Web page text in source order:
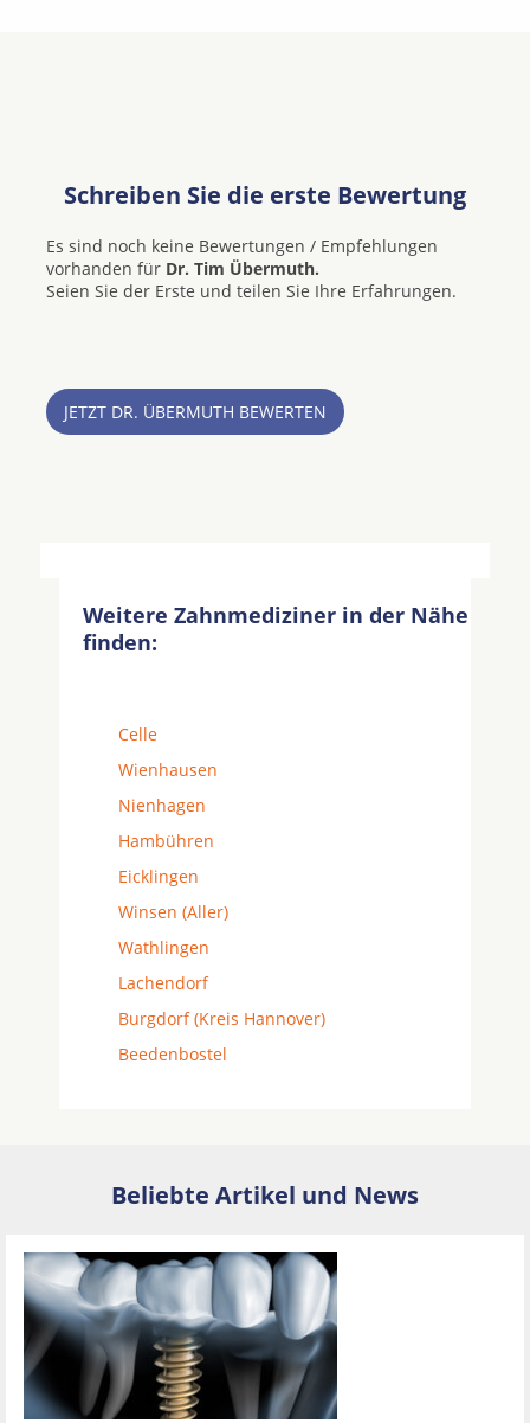
Schreiben Sie die erste Bewertung
Es sind noch keine Bewertungen / Empfehlungen
vorhanden für Dr. Tim Übermuth.
Seien Sie der Erste und teilen Sie Ihre Erfahrungen.
JETZT DR. ÜBERMUTH BEWERTEN
Weitere Zahnmediziner in der Nähe
finden:
Celle
Wienhausen
Nienhagen
Hambühren
Eicklingen
Winsen (Aller)
Wathlingen
Lachendorf
Burgdorf (Kreis Hannover)
Beedenbostel
Beliebte Artikel und News